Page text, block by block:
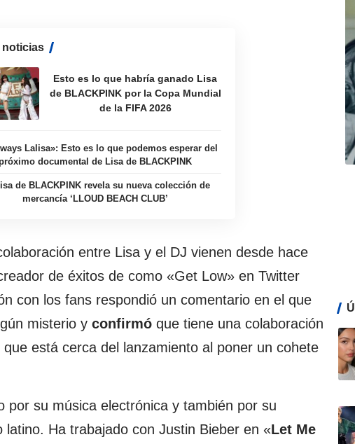
noticias
Esto es lo que habría ganado Lisa
de BLACKPINK por la Copa Mundial
de la FIFA 2026
Lalisa»: Esto es lo que podemos esperar del
documental de Lisa de BLACKPINK
de BLACKPINK revela su nueva colección de
mercancía ‘LLOUD BEACH CLUB’
entre Lisa y el DJ vienen desde hace
de éxitos de como «Get Low» en Twitter
con los fans respondió un comentario en el que
misterio y confirmó que tiene una colaboración
está cerca del lanzamiento al poner un cohete
por su música electrónica y también por su
latino. Ha trabajado con Justin Bieber en «Let Me